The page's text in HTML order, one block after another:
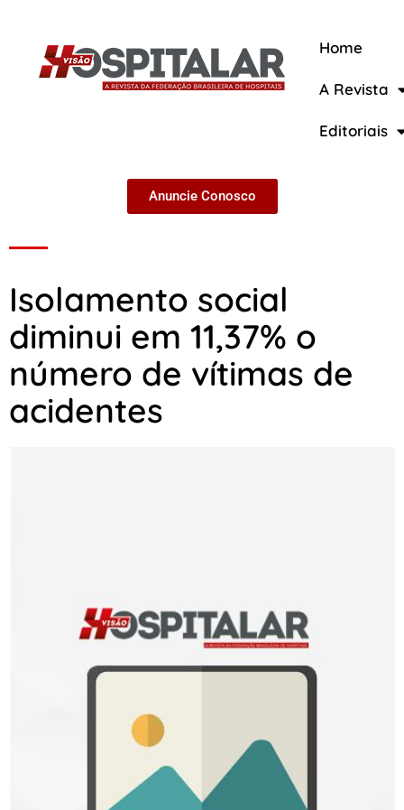
Home
A Revista
Editoriais
Anuncie Conosco
Isolamento social
diminui em 11,37% o
número de vítimas de
acidentes